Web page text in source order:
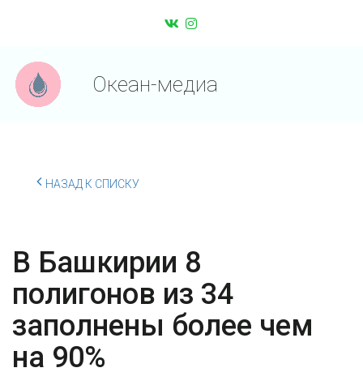
Океан-медиа
НАЗАД К СПИСКУ
В Башкирии 8
полигонов из 34
заполнены более чем
на 90%